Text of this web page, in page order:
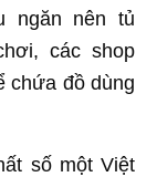
ngăn nên tủ
các shop
chứa đồ dùng
số một Việt